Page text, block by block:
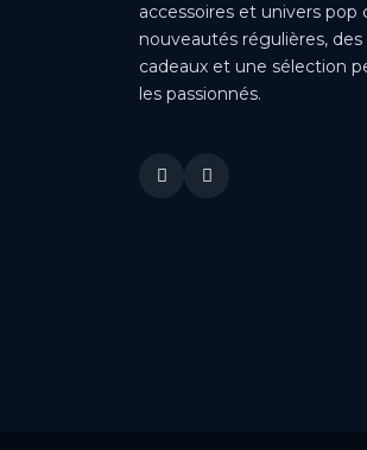
accessoires et univers pop
nouveautés régulières, des
cadeaux et une sélection
les passionnés.